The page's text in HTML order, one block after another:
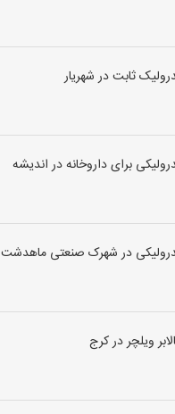
ثابت در شهریار
برای داروخانه در اندیشه
در شهرک صنعتی ماهدشت
ویلچر در کرج